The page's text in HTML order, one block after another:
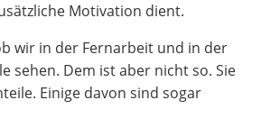
Motivation dient.
wir in der Fernarbeit und in der
sehen. Dem ist aber nicht so. Sie
Einige davon sind sogar